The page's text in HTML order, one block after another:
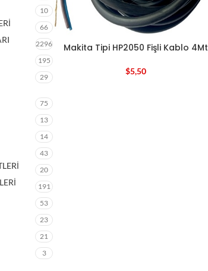
10
66
2296
195
29
75
13
14
43
20
191
53
23
21
3
Makita Tipi HP2050 Fişli Kablo 4Mt
$5,50